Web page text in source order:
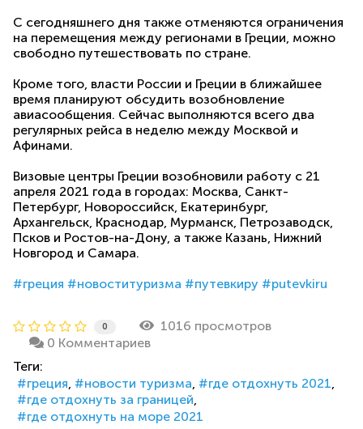
С сегодняшнего дня также отменяются ограничения
на перемещения между регионами в Греции, можно
свободно путешествовать по стране.
Кроме того, власти России и Греции в ближайшее
время планируют обсудить возобновление
авиасообщения. Сейчас выполняются всего два
регулярных рейса в неделю между Москвой и
Афинами.
Визовые центры Греции возобновили работу с 21
апреля 2021 года в городах: Москва, Санкт-
Петербург, Новороссийск, Екатеринбург,
Архангельск, Краснодар, Мурманск, Петрозаводск,
Псков и Ростов-на-Дону, а также Казань, Нижний
Новгород и Самара.
#греция #новоституризма #путевкиру #putevkiru
0
1016 просмотров
0 Комментариев
Теги:
греция
новости туризма
где отдохнуть 2021
где отдохнуть за границей
где отдохнуть на море 2021